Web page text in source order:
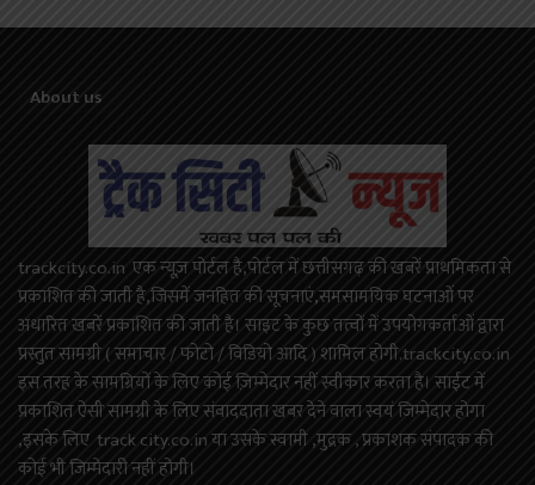
About us
trackcity.co.in एक न्यूज़ पोर्टल है,पोर्टल में छत्तीसगढ़ की खबरें प्राथमिकता से
प्रकाशित की जाती है,जिसमें जनहित की सूचनाएं,समसामयिक घटनाओं पर
अधारित खबरें प्रकाशित की जाती है। साइट के कुछ तत्वों में उपयोगकर्ताओं द्वारा
प्रस्तुत सामग्री ( समाचार / फोटो / विडियो आदि ) शामिल होगी.trackcity.co.in
इस तरह के सामग्रियों के लिए कोई ज़िम्मेदार नहीं स्वीकार करता है। साईट में
प्रकाशित ऐसी सामग्री के लिए संवाददाता खबर देने वाला स्वयं जिम्मेदार होगा
,इसके लिए track city.co.in या उसके स्वामी ,मुद्रक , प्रकाशक संपादक की
कोई भी जिम्मेदारी नहीं होगी।